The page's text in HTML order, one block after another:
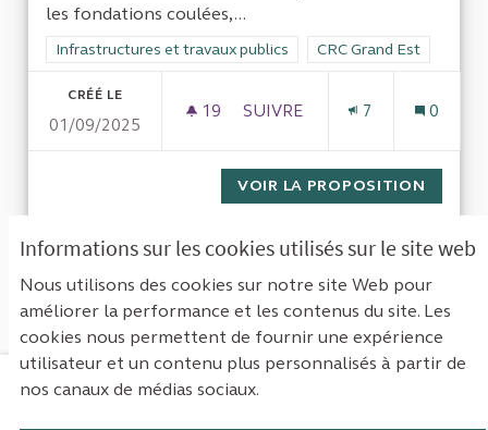
Informations sur les cookies utilisés sur le site web
Nous utilisons des cookies sur notre site Web pour
améliorer la performance et les contenus du site. Les
cookies nous permettent de fournir une expérience
utilisateur et un contenu plus personnalisés à partir de
nos canaux de médias sociaux.
les fondations coulées,...
Filtrer les résultats de la catégorie : Infrastructures et
Infrastructures et travaux publics Filtrer les résultats pour
CRC Grand Est
CRÉÉ LE
01/09/2025
19 19 ABONNÉS
SUIVRE
7 0
VOIR LA PROPOSITION
Suivant › Dernière »
Voir toutes les propositions retirées
Mentions légales